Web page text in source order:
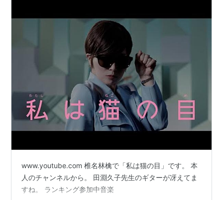
www.youtube.com 椎名林檎で「私は猫の目」です。 本
人のチャンネルから。 田淵久子先生のギターが冴えてま
すね。 ランキング参加中音楽